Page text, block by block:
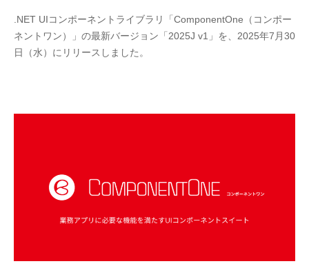
M
E
S
.NET UIコンポーネントライブラリ「ComponentOne（コンポー
ネントワン）」の最新バージョン「2025J v1」を、2025年7月30
日（水）にリリースしました。